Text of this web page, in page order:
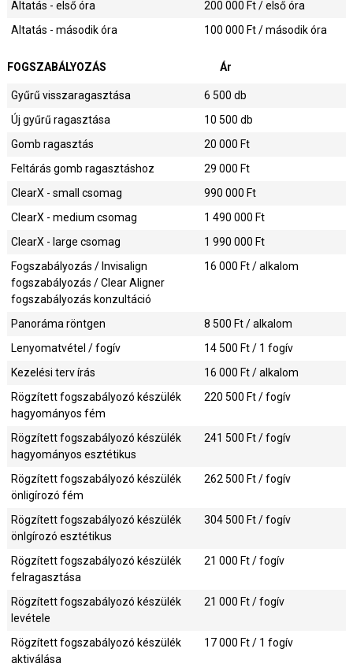
200 000 Ft / első óra
Altatás - első óra
100 000 Ft / második óra
Altatás - második óra
FOGSZABÁLYOZÁS Ár
6 500db
Gyűrű visszaragasztása
10 500db
Új gyűrű ragasztása
20 000 Ft
Gomb ragasztás
29 000 Ft
Feltárás gomb ragasztáshoz
990 000 Ft
ClearX - small csomag
1 490 000 Ft
ClearX - medium csomag
1 990 000 Ft
ClearX - large csomag
16 000 Ft / alkalom
Fogszabályozás / Invisalign
fogszabályozás / Clear Aligner
fogszabályozás konzultáció
8 500 Ft / alkalom
Panoráma röntgen
14 500 Ft / 1 fogív
Lenyomatvétel / fogív
16 000 Ft / alkalom
Kezelési terv írás
220 500 Ft / fogív
Rögzített fogszabályozó készülék
hagyományos fém
241 500 Ft / fogív
Rögzített fogszabályozó készülék
hagyományos esztétikus
262 500 Ft / fogív
Rögzített fogszabályozó készülék
önligírozó fém
304 500 Ft / fogív
Rögzített fogszabályozó készülék
önlgírozó esztétikus
21 000 Ft / fogív
Rögzített fogszabályozó készülék
felragasztása
21 000 Ft / fogív
Rögzített fogszabályozó készülék
levétele
17 000 Ft / 1 fogív
Rögzített fogszabályozó készülék
aktiválása